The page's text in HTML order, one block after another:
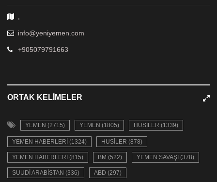
,
info@yeniyemen.com
+905079791663
ORTAK KELIMELER
YEMEN (2715) YEMEN (1805) HUSILER (1339)
YEMEN HABERLERI (1324) HUSILER (878)
YEMEN HABERLERI (815) BM (522) YEMEN SAVAŞI (378)
SUUDI ARABISTAN (336) ABD (297)